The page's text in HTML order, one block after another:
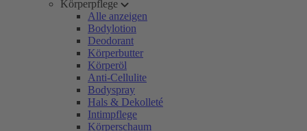
Körperpflege
Alle anzeigen
Bodylotion
Deodorant
Körperbutter
Körperöl
Anti-Cellulite
Bodyspray
Hals & Dekolleté
Intimpflege
Körperschaum